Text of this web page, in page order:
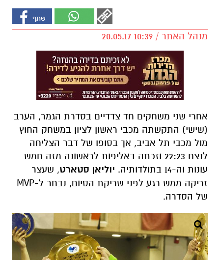
מנהל האתר / 10:39 20.05.17
אחרי שני משחקים חד צדדיים בסדרת הגמר, הערב
(שישי) התקשתה מכבי ראשון לציון במשחק החוץ
מול מכבי תל אביב, אך בסופו של דבר הצליחה
לנצח 22:23 וזכתה באליפות לראשונה מזה חמש
עונות וה-14 בתולדותיה.
יוליאן סטארט, שעצר
זריקה ממש רגע לפני שריקת הסיום, נבחר ל-MVP
של הסדרה.